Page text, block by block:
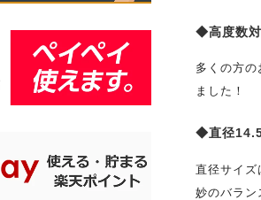
◆高度数対
多くの方
ました！
◆直径
直径サイズ
妙のバラン